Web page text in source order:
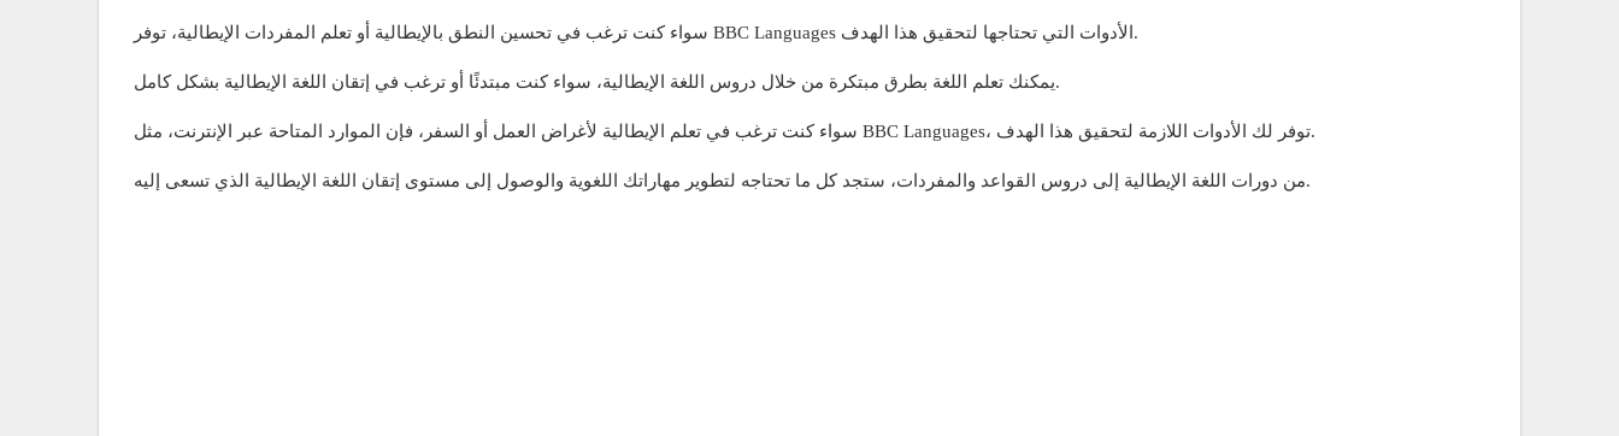
سواء كنت ترغب في تحسين النطق بالإيطالية أو تعلم المفردات الإيطالية، توفر BBC Languages الأدوات التي تحتاجها لتحقيق هذا الهدف.
يمكنك تعلم اللغة بطرق مبتكرة من خلال دروس اللغة الإيطالية، سواء كنت مبتدئًا أو ترغب في إتقان اللغة الإيطالية بشكل كامل.
سواء كنت ترغب في تعلم الإيطالية لأغراض العمل أو السفر، فإن الموارد المتاحة عبر الإنترنت، مثل BBC Languages، توفر لك الأدوات اللازمة لتحقيق هذا الهدف.
من دورات اللغة الإيطالية إلى دروس القواعد والمفردات، ستجد كل ما تحتاجه لتطوير مهاراتك اللغوية والوصول إلى مستوى إتقان اللغة الإيطالية الذي تسعى إليه.